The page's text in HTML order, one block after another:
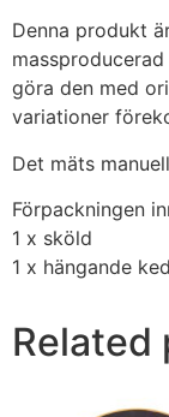
Denna produkt
göra den med
variationer
Det mäts
Förpackningen
1 x sköld
1 x hängande
Related